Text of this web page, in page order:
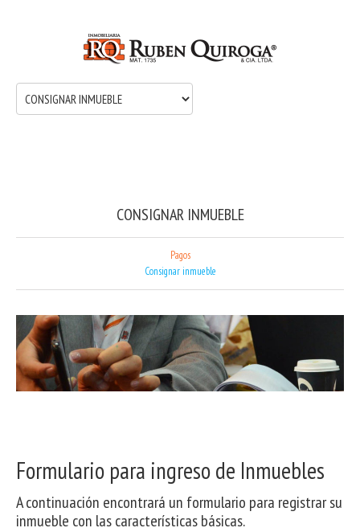
CONSIGNAR INMUEBLE
Pagos
Consignar inmueble
Formulario para ingreso de Inmuebles
A continuación encontrará un formulario para registrar su
inmueble con las características básicas.